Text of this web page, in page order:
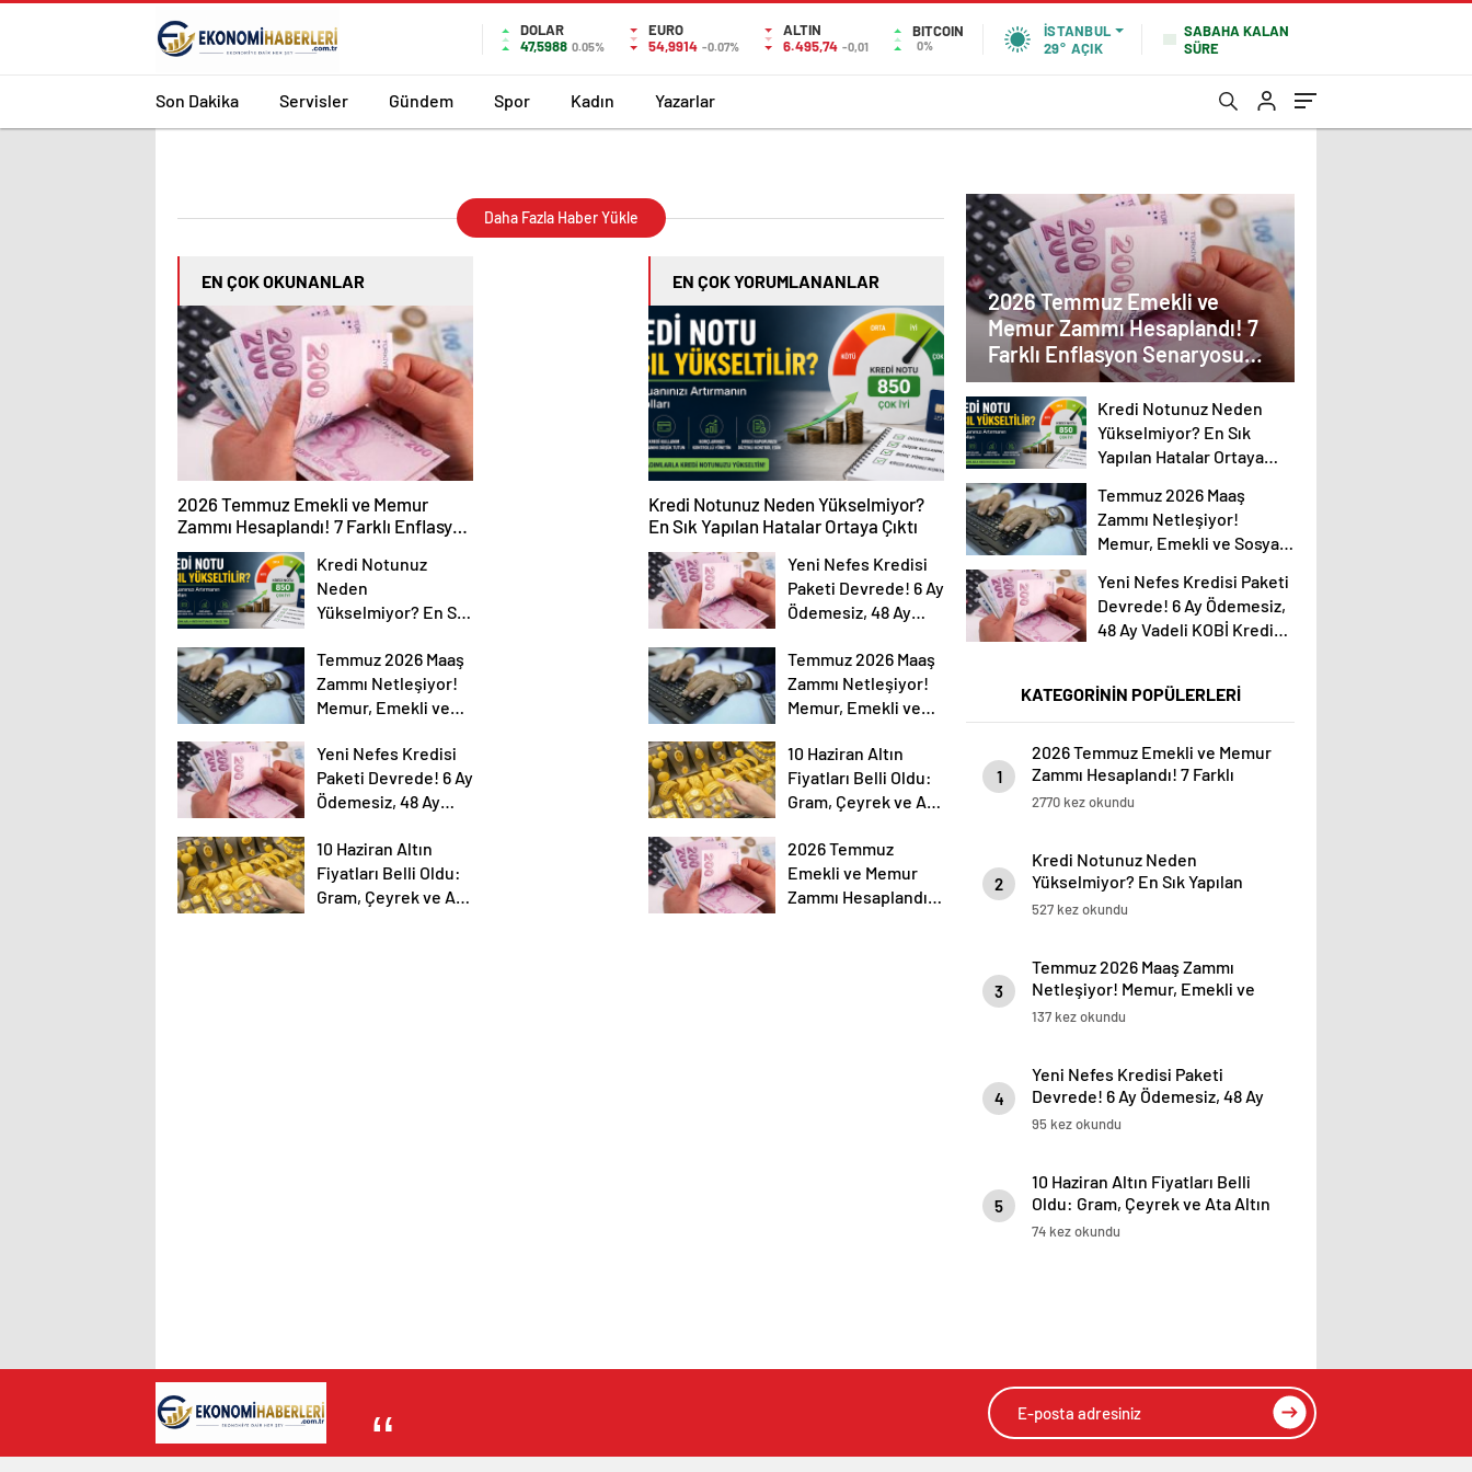
DOLAR
47,5988 0.05%
EURO
54,9914 -0.07%
ALTIN
6.495,74 -0,01
BITCOIN
0%
İSTANBUL
29° AÇIK
SABAHA KALAN
SÜRE
Son Dakika Servisler Gündem Spor Kadın Yazarlar
Daha Fazla Haber Yükle
EN ÇOK OKUNANLAR
2026 Temmuz Emekli ve Memur
Zammı Hesaplandı! 7 Farklı Enflasyon
Senaryosu Masada
Kredi Notunuz
Neden
Yükselmiyor? En Sık
Ortaya Çıktı
Temmuz 2026 Maaş
Zammı Netleşiyor!
Memur, Emekli ve
Yeni Oranlar
Yeni Nefes Kredisi
Paketi Devrede! 6 Ay
Ödemesiz, 48 Ay
Detayları
10 Haziran Altın
Fiyatları Belli Oldu:
Gram, Çeyrek ve Ata
EN ÇOK YORUMLANANLAR
Kredi Notunuz Neden Yükselmiyor?
En Sık Yapılan Hatalar Ortaya Çıktı
Yeni Nefes Kredisi
Paketi Devrede! 6 Ay
Ödemesiz, 48 Ay
Detayları
Temmuz 2026 Maaş
Zammı Netleşiyor!
Memur, Emekli ve
Yeni Oranlar
10 Haziran Altın
Fiyatları Belli Oldu:
Gram, Çeyrek ve Ata
2026 Temmuz
Emekli ve Memur
Zammı Hesaplandı!
2026 Temmuz Emekli ve
Memur Zammı Hesaplandı! 7
Farklı Enflasyon Senaryosu
Masada
Kredi Notunuz Neden
Yükselmiyor? En Sık
Yapılan Hatalar Ortaya
Temmuz 2026 Maaş
Zammı Netleşiyor!
Memur, Emekli ve Sosyal
Yeni Nefes Kredisi Paketi
Devrede! 6 Ay Ödemesiz,
48 Ay Vadeli KOBİ Kredisi
KATEGORİNİN POPÜLERLERİ
1
2026 Temmuz Emekli ve Memur
Zammı Hesaplandı! 7 Farklı
Enflasyon Senaryosu Masada
2770 kez okundu
2
Kredi Notunuz Neden
Yükselmiyor? En Sık Yapılan
Hatalar Ortaya Çıktı
527 kez okundu
3
Temmuz 2026 Maaş Zammı
Netleşiyor! Memur, Emekli ve
Sosyal Yardımlarda Yeni Oranlar
137 kez okundu
4
Yeni Nefes Kredisi Paketi
Devrede! 6 Ay Ödemesiz, 48 Ay
Vadeli KOBİ Kredisi Detayları
95 kez okundu
5
10 Haziran Altın Fiyatları Belli
Oldu: Gram, Çeyrek ve Ata Altın
Ne Kadar?
74 kez okundu